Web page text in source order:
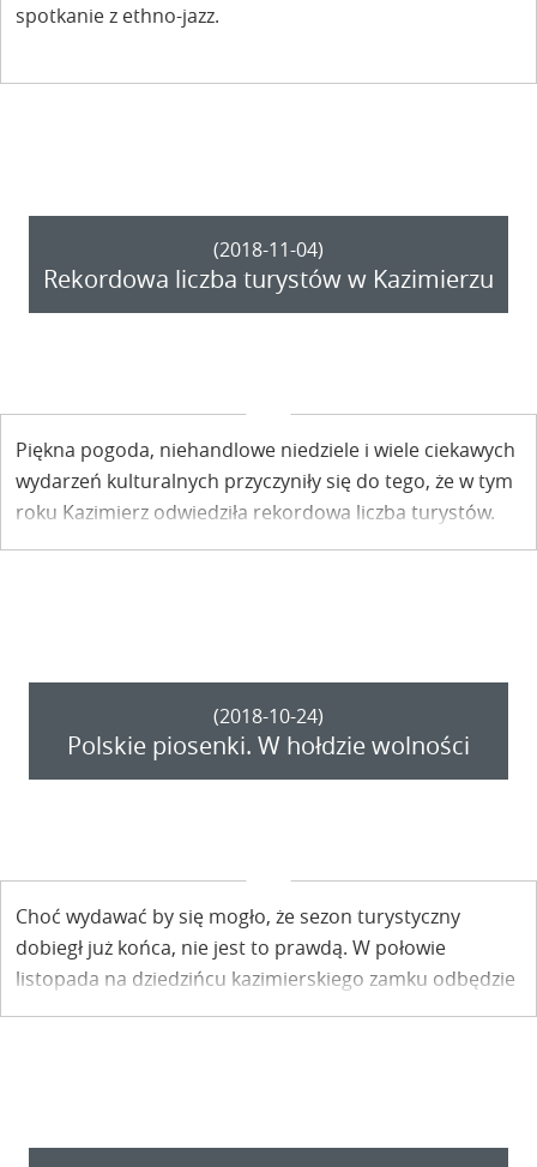
spotkanie z ethno-jazz.
(2018-11-04)
Rekordowa liczba turystów w Kazimierzu
Piękna pogoda, niehandlowe niedziele i wiele ciekawych
wydarzeń kulturalnych przyczyniły się do tego, że w tym
roku Kazimierz odwiedziła rekordowa liczba turystów.
Pierwsze podsumowania kończącego się sezonu już za
(2018-10-24)
Polskie piosenki. W hołdzie wolności
Choć wydawać by się mogło, że sezon turystyczny
dobiegł już końca, nie jest to prawdą. W połowie
listopada na dziedzińcu kazimierskiego zamku odbędzie
się koncert pt. „Polskie piosenki. W hołdzie wolności”.